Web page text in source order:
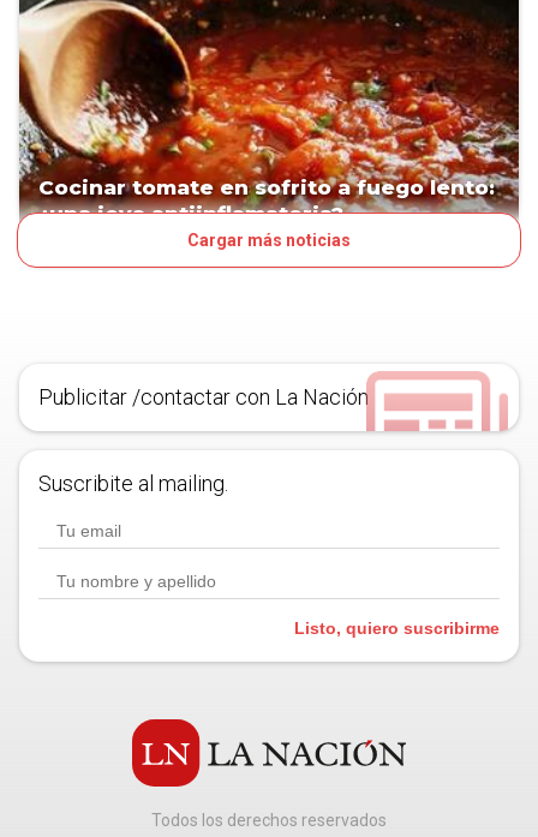
Cocinar tomate en sofrito a fuego lento:
¿una joya antiinflamatoria?
Cargar más noticias
Publicitar /contactar con La Nación
Suscribite al mailing.
Listo, quiero suscribirme
Todos los derechos reservados